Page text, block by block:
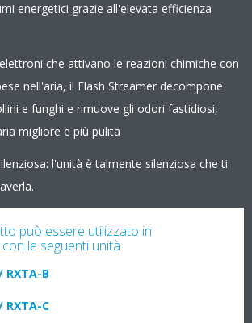
energetici grazie all'elevata efficienza
che attivano le reazioni chimiche con
nell'aria, il Flash Streamer decompone
e funghi e rimuove gli odori fastidiosi,
migliore e più pulita
l'unità è talmente silenziosa che ti
può essere utilizzato in
le seguenti unità
RXTA-B
RXTA-C